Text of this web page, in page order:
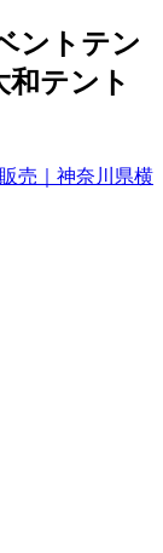
ントテン
和テント